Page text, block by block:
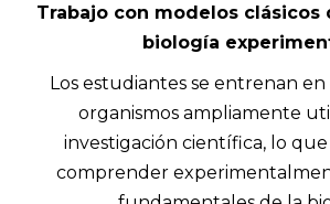
Trabajo con modelos clásicos
biología
Los estudiantes se entrenan
organismos ampliamente
investigación científica, lo
comprender